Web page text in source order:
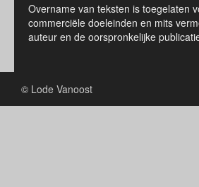
Overname van teksten is toegelaten
commerciële doeleinden en mits
auteur en de oorspronkelijke
© Lode Vanoost